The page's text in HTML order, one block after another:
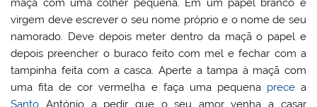
maçã com uma colher pequena. Em um papel branco e
virgem deve escrever o seu nome próprio e o nome de seu
namorado. Deve depois meter dentro da maçã o papel e
depois preencher o buraco feito com mel e fechar com a
tampinha feita com a casca. Aperte a tampa à maçã com
uma fita de cor vermelha e faça uma pequena precea
Santo António a pedir que o seu amor venha a casar